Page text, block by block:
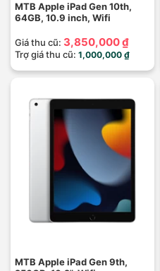
MTB Apple iPad Gen 10th,
64GB, 10.9 inch, Wifi
Giá thu cũ: 3,850,000 ₫
Trợ giá thu cũ: 1,000,000 ₫
MTB Apple iPad Gen 9th,